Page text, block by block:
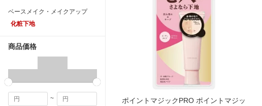
ベースメイク・メイクアップ
化粧下地
商品価格
~
ポイントマジックPRO ポイントマジッ